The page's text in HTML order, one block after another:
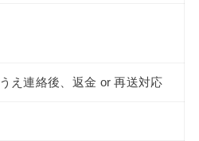
え連絡後、返金 or 再送対応